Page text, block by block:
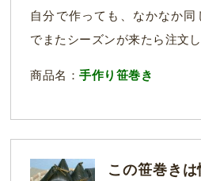
自分で作っても、なかなか
でまたシーズンが来たら注文し
商品名：手作り笹巻き
この笹巻き